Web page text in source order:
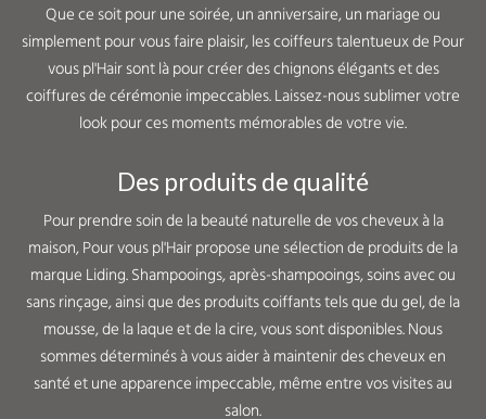
Que ce soit pour une soirée, un anniversaire, un mariage ou
simplement pour vous faire plaisir, les coiffeurs talentueux de Pour
vous pl'Hair sont là pour créer des chignons élégants et des
coiffures de cérémonie impeccables. Laissez-nous sublimer votre
look pour ces moments mémorables de votre vie.
Des produits de qualité
Pour prendre soin de la beauté naturelle de vos cheveux à la
maison, Pour vous pl'Hair propose une sélection de produits de la
marque Liding. Shampooings, après-shampooings, soins avec ou
sans rinçage, ainsi que des produits coiffants tels que du gel, de la
mousse, de la laque et de la cire, vous sont disponibles. Nous
sommes déterminés à vous aider à maintenir des cheveux en
santé et une apparence impeccable, même entre vos visites au
salon.